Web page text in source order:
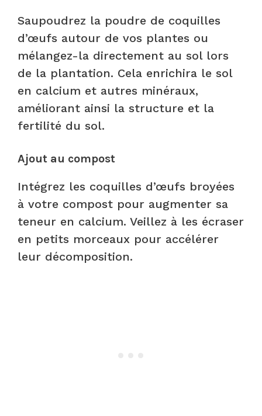
Saupoudrez la poudre de coquilles
d’œufs autour de vos plantes ou
mélangez-la directement au sol lors
de la plantation. Cela enrichira le sol
en calcium et autres minéraux,
améliorant ainsi la structure et la
fertilité du sol.
Ajout au compost
Intégrez les coquilles d’œufs broyées
à votre compost pour augmenter sa
teneur en calcium. Veillez à les écraser
en petits morceaux pour accélérer
leur décomposition. ​